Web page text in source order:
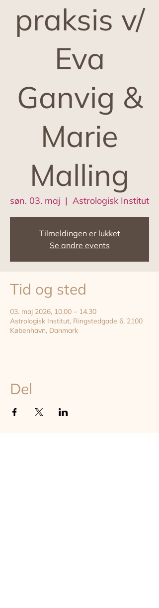
praksis v/
Eva
Ganvig &
Marie
Malling
søn. 03. maj
  |
Astrologisk Institut
Tilmeldingen er lukket
Se andre events
Tid og sted
03. maj 2026, 10.00 – 14.30
Astrologisk Institut, Ringstedgade 6, 2100
København, Danmark
Del